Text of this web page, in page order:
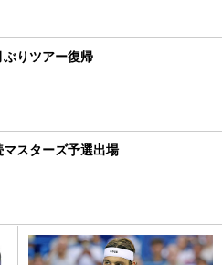
りツアー復帰
スターズ予選出場